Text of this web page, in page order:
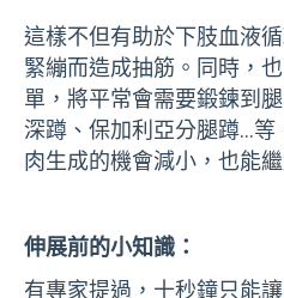
這樣不但有助於下肢血液
緊繃而造成抽筋。同時，
單，將平常會需要鍛鍊到
深蹲、保加利亞分腿蹲...
肉生成的機會減小，也能
伸展前的小知識：
有專家提過，十秒鐘只能